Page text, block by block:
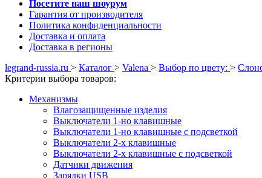
Посетите наш шоурум
Гарантия от производителя
Политика конфиденциальности
Доставка и оплата
Доставка в регионы
legrand-russia.ru > Каталог > Valena > Выбор по цвету: >
Критерии выбора товаров:
Механизмы
Влагозащищенные изделия
Выключатели 1-но клавишные
Выключатели 1-но клавишные с подсветкой
Выключатели 2-х клавишные
Выключатели 2-х клавишные с подсветкой
Датчики движения
Зарядки USB